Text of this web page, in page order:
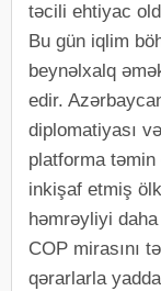
təcili ehtiyac
Bu gün iqlim
beynəlxalq
edir.
diplomatiyası
platforma
inkişaf etmiş
həmrəyliyi
COP mirasını
qərarlarla